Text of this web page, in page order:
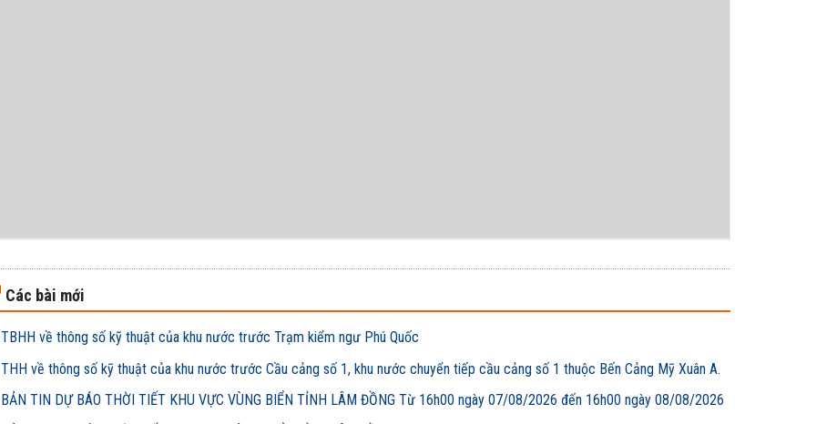
Các bài mới
TBHH về thông số kỹ thuật của khu nước trước Trạm kiểm ngư Phú Quốc
THH về thông số kỹ thuật của khu nước trước Cầu cảng số 1, khu nước chuyển tiếp cầu cảng số 1 thuộc Bến Cảng Mỹ Xuân A.
BẢN TIN DỰ BÁO THỜI TIẾT KHU VỰC VÙNG BIỂN TỈNH LÂM ĐỒNG Từ 16h00 ngày 07/08/2026 đến 16h00 ngày 08/08/2026